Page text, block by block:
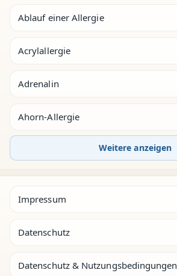
Ablauf einer Allergie
Acrylallergie
Adrenalin
Ahorn-Allergie
Weitere anzeigen
Impressum
Datenschutz
Datenschutz & Nutzungsbedingungen